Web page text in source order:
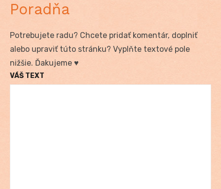
Poradňa
Potrebujete radu? Chcete pridať komentár, doplniť
alebo upraviť túto stránku? Vyplňte textové pole
nižšie. Ďakujeme ♥
VÁŠ TEXT